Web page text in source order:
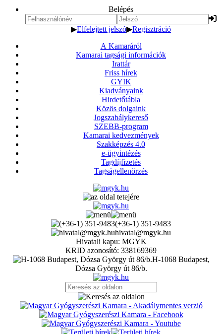
Belépés
▶Elfelejtett jelszó▶Regisztráció
A Kamaráról
Kamarai tagsági információk
Irattár
Friss hírek
GYIK
Kiadványaink
Hirdetőtábla
Közös dolgaink
Jogszabálykereső
SZEBB-program
Kamarai kedvezmények
Szakképzés 4.0
e-ügyintézés
Tagdíjfizetés
Tagságellenőrzés
(+36-1) 351-9483
hivatal@mgyk.hu
Hivatali kapu: MGYK
KRID azonosító: 338169369
H-1068 Budapest,
Dózsa György út 86/b.